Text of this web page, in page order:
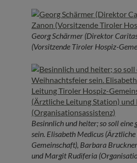
Georg Schärmer (Direktor
(Vorsitzende Tiroler Hospiz-
Besinnlich und heiter; so soll eine
sein. Elisabeth Medicus
Gemeinschaft), Barbara
und Margit Rudiferia